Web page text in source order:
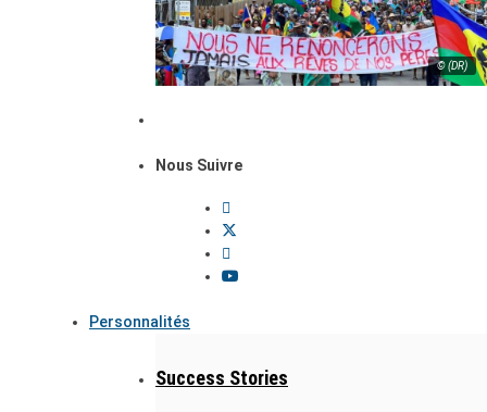
© (DR)
Nous Suivre
Personnalités
Success Stories